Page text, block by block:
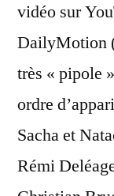
vidéo sur
DailyMotion
très « pipole
ordre
Sacha et
Rémi